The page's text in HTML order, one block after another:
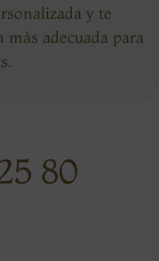
y te
adecuada para
80